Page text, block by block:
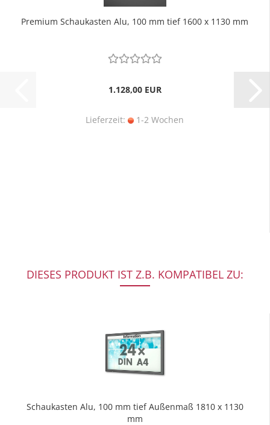
Premium Schaukasten Alu, 100 mm tief 1600 x 1130 mm
1.128,00 EUR
Lieferzeit: 1-2 Wochen
DIESES PRODUKT IST Z.B. KOMPATIBEL ZU:
Schaukasten Alu, 100 mm tief Außenmaß 1810 x 1130
mm